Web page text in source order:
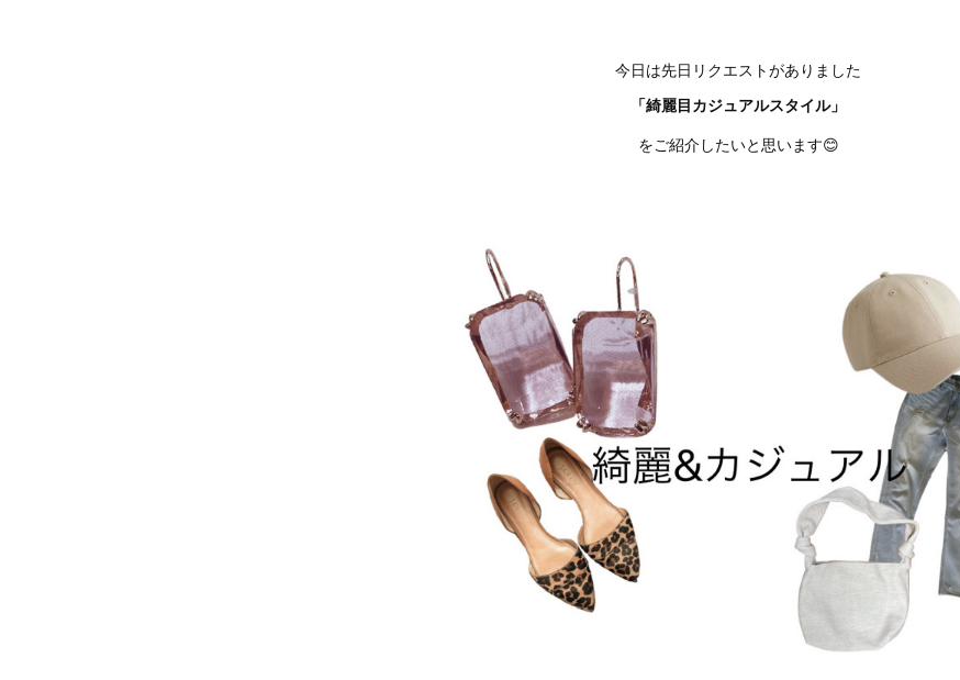
今日は先日リクエストがありました
「綺麗目カジュアルスタイル」
をご紹介したいと思います😊